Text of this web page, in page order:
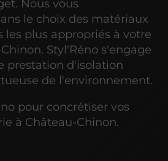
Nous vous
le choix des matériaux
les plus appropriés à votre
Styl'Réno s'engage
prestation d'isolation
de l'environnement.
pour concrétiser vos
à Château-Chinon.